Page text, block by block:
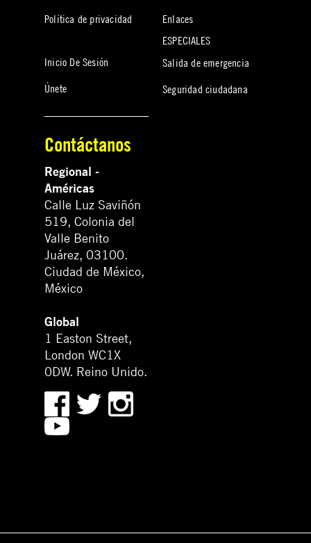
Política de privacidad
Inicio De Sesión
Únete
Enlaces
ESPECIALES
Salida de emergencia
Seguridad ciudadana
Contáctanos
Regional -
Américas
Calle Luz Saviñón
519, Colonia del
Valle Benito
Juárez, 03100.
Ciudad de México,
México
Global
1 Easton Street,
London WC1X
0DW. Reino Unido.